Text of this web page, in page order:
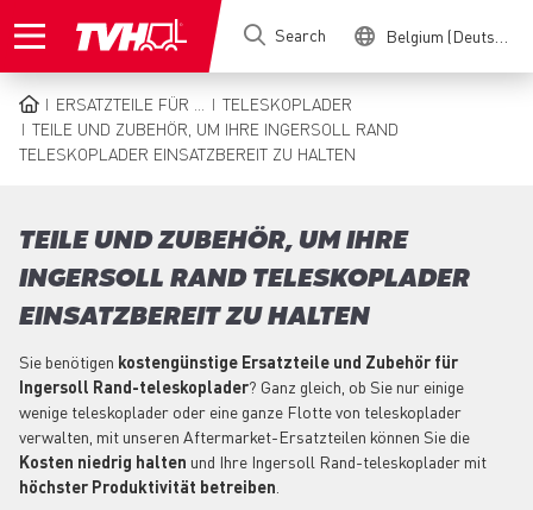
to
Search Belgium (Deutsch)
BREADCRUMB
ERSATZTEILE FÜR ...
TELESKOPLADER
TEILE UND ZUBEHÖR, UM IHRE INGERSOLL RAND
TELESKOPLADER EINSATZBEREIT ZU HALTEN
TEILE UND ZUBEHÖR, UM IHRE
INGERSOLL RAND TELESKOPLADER
EINSATZBEREIT ZU HALTEN
Sie benötigen kostengünstige Ersatzteile und Zubehör für
Ingersoll Rand-teleskoplader? Ganz gleich, ob Sie nur einige
wenige teleskoplader oder eine ganze Flotte von teleskoplader
verwalten, mit unseren Aftermarket-Ersatzteilen können Sie die
Kosten niedrig halten und Ihre Ingersoll Rand-teleskoplader mit
höchster Produktivität betreiben